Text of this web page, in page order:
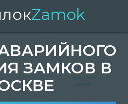
Zamok
ЗАМКОВ В